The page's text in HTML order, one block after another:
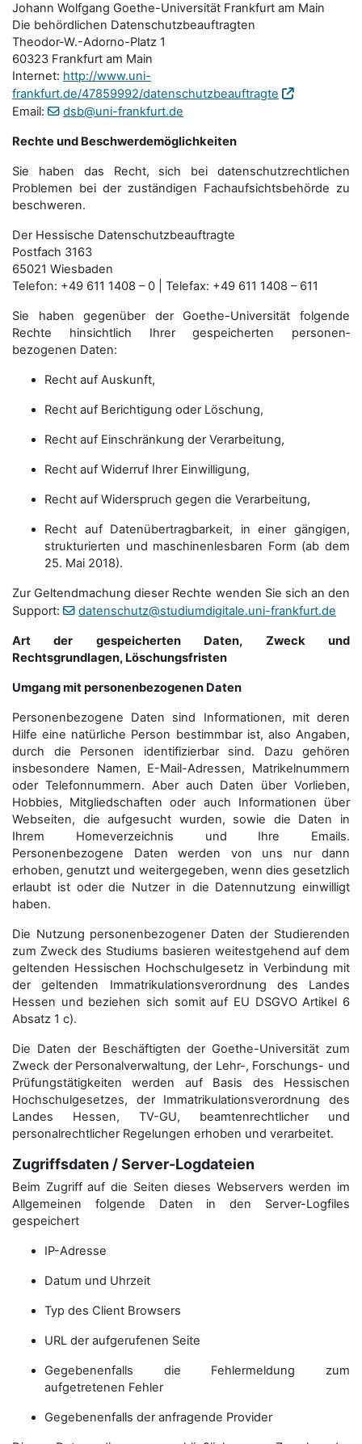
Johann Wolfgang Goethe-Universität Frankfurt am Main
Die behördlichen Datenschutzbeauftragten
Theodor-W.-Adorno-Platz 1
60323 Frankfurt am Main
Internet: http://www.uni-
frankfurt.de/47859992/datenschutzbeauftragte
Email:
dsb@uni-frankfurt.de
Rechte und Beschwerdemöglichkeiten
Sie haben das Recht, sich bei datenschutzrechtlichen
Problemen bei der zuständigen Fachauf­sichts­behörde zu
beschweren.
Der Hessische Datenschutzbeauftragte
Postfach 3163
65021 Wiesbaden
Telefon: +49 611 1408 – 0 | Telefax: +49 611 1408 – 611
Sie haben gegenüber der Goethe-Universität folgende
Rechte hinsichtlich Ihrer gespeicherten personen­
bezogenen Daten:
Recht auf Auskunft,
Recht auf Berichtigung oder Löschung,
Recht auf Einschränkung der Verarbeitung,
Recht auf Widerruf Ihrer Einwilligung,
Recht auf Widerspruch gegen die Verarbeitung,
Recht auf Datenübertragbarkeit, in einer gängigen,
strukturierten und maschinenlesbaren Form (ab dem
25. Mai 2018).
Zur Geltendmachung dieser Rechte wenden Sie sich an den
Support:
datenschutz@studiumdigitale.uni-frankfurt.de
Art der gespeicherten Daten, Zweck und
Rechtsgrundlagen, Löschungsfristen
Umgang mit personenbezogenen Daten
Personenbezogene Daten sind Informationen, mit deren
Hilfe eine natürliche Person bestimmbar ist, also Angaben,
durch die Personen identifizierbar sind. Dazu gehören
insbesondere Namen, E-Mail-Adressen, Matrikelnummern
oder Telefonnummern. Aber auch Daten über Vorlieben,
Hobbies, Mitgliedschaften oder auch Informationen über
Webseiten, die aufgesucht wurden, sowie die Daten in
Ihrem Homeverzeichnis und Ihre Emails.
Personenbezogene Daten werden von uns nur dann
erhoben, genutzt und weitergegeben, wenn dies gesetzlich
erlaubt ist oder die Nutzer in die Datennutzung einwilligt
haben.
Die Nutzung personenbezogener Daten der Studierenden
zum Zweck des Studiums basieren weitestgehend auf dem
geltenden Hessischen Hochschulgesetz in Verbindung mit
der geltenden Immatrikulationsverordnung des Landes
Hessen und beziehen sich somit auf EU DSGVO Artikel 6
Absatz 1 c).
Die Daten der Beschäftigten der Goethe-Universität zum
Zweck der Personal­verwaltung, der Lehr-, Forschungs- und
Prüfungstätigkeiten werden auf Basis des Hessischen
Hochschulgesetzes, der Immatrikulations­verordnung des
Landes Hessen, TV-GU, beamtenrechtlicher und
personalrechtlicher Regelungen erhoben und verarbeitet.
Zugriffsdaten / Server-Logdateien
Beim Zugriff auf die Seiten dieses Webservers werden im
Allgemeinen folgende Daten in den Server-Logfiles
gespeichert
IP-Adresse
Datum und Uhrzeit
Typ des Client Browsers
URL der aufgerufenen Seite
Gegebenenfalls die Fehlermeldung zum
aufgetretenen Fehler
Gegebenenfalls der anfragende Provider